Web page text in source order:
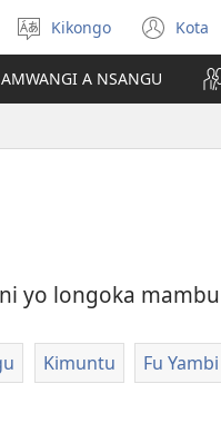
Sola
ndinga
Kikongo Kota
(opens
new
AMWANGI A NSANGU
yo longoka
Kimuntu Fu Yambi